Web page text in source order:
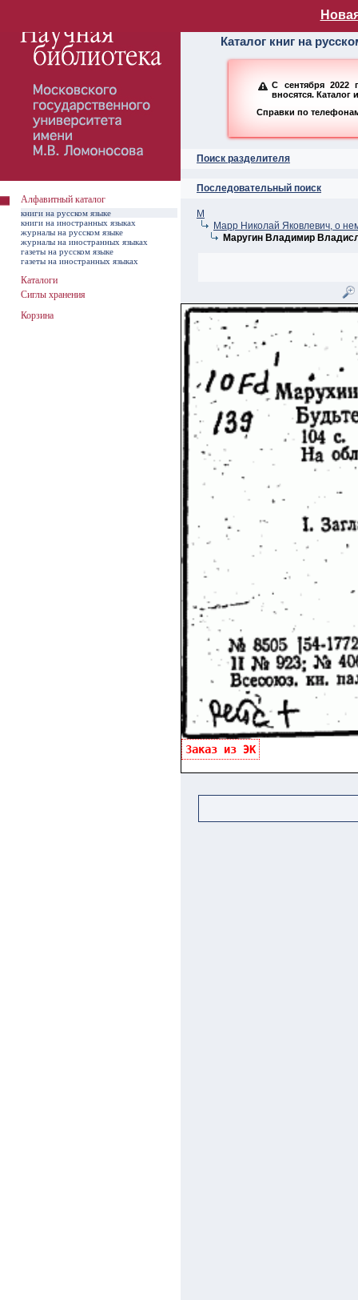
Алфавитный
Каталог книг на
С сентября 2022
вносятся. Каталог
Справки по
Поиск разделителя
Последовательный поиск
М
Марр Николай Яковлевич, о
Маругин Владимир
Заказ из ЭК
Алфавитный каталог
книги на русском языке
книги на иностранных языках
журналы на русском языке
журналы на иностранных языках
газеты на русском языке
газеты на иностранных языках
Каталоги
Сиглы хранения
Корзина